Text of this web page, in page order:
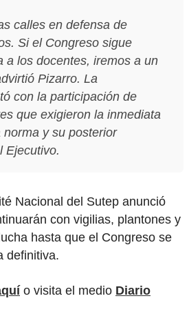
calles en defensa de
Si el Congreso sigue
a los docentes, iremos a un
Pizarro. La
con la participación de
que exigieron la inmediata
y su posterior
Ejecutivo.
Nacional del Sutep anunció
con vigilias, plantones y
hasta que el Congreso se
definitiva.
o visita el medio Diario